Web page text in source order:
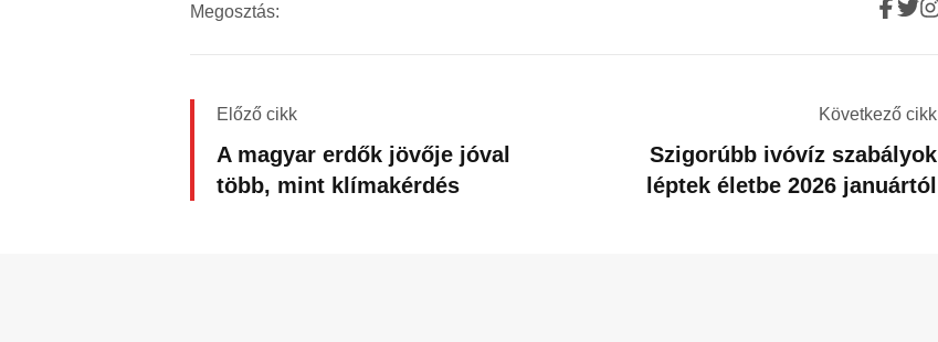
Megosztás:
Előző cikk
A magyar erdők jövője jóval
több, mint klímakérdés
Következő cikk
Szigorúbb ivóvíz szabályok
léptek életbe 2026 januártól